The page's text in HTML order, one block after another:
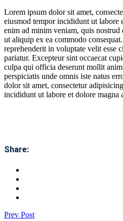
Lorem ipsum dolor sit amet,
eiusmod tempor incididunt ut labore
enim ad minim veniam, quis
ut aliquip ex ea commodo
reprehenderit in voluptate velit esse
pariatur. Excepteur sint occaecat
culpa qui officia deserunt mollit
perspiciatis unde omnis iste natus
dolor sit amet, consectetur
incididunt ut labore et dolore magna
Share:
Prev Post